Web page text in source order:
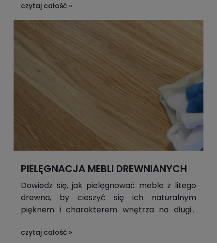
zarówno dla mebli drewnianych, lakierowanych, jak i
służył pięknie przez lata!
czytaj całość »
PIELĘGNACJA MEBLI DREWNIANYCH
Dowiedz się, jak pielęgnować meble z litego
drewna, by cieszyć się ich naturalnym
pięknem i charakterem wnętrza na długie
czytaj całość »